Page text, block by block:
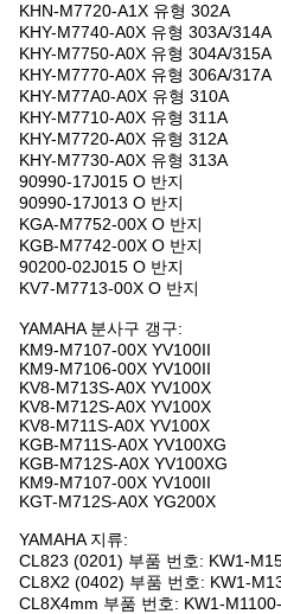
KHN-M7720-A1X 유형 302A
KHY-M7740-A0X 유형 303A/314A
KHY-M7750-A0X 유형 304A/315A
KHY-M7770-A0X 유형 306A/317A
KHY-M77A0-A0X 유형 310A
KHY-M7710-A0X 유형 311A
KHY-M7720-A0X 유형 312A
KHY-M7730-A0X 유형 313A
90990-17J015 O 반지
90990-17J013 O 반지
KGA-M7752-00X O 반지
KGB-M7742-00X O 반지
90200-02J015 O 반지
KV7-M7713-00X O 반지
YAMAHA 분사구 갱구:
KM9-M7107-00X YV100II
KM9-M7106-00X YV100II
KV8-M713S-A0X YV100X
KV8-M712S-A0X YV100X
KV8-M711S-A0X YV100X
KGB-M711S-A0X YV100XG
KGB-M712S-A0X YV100XG
KM9-M7107-00X YV100II
KGT-M712S-A0X YG200X
YAMAHA 지류:
CL823 (0201) 부품 번호: KW1-
CL8X2 (0402) 부품 번호: KW1-
CL8X4mm 부품 번호: KW1-